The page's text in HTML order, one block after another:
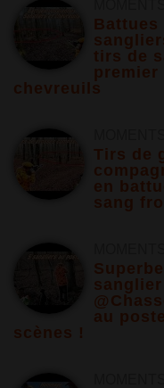
Battues
tirs de
premier
chevreuils
Tirs de
en
sang
au
scènes !